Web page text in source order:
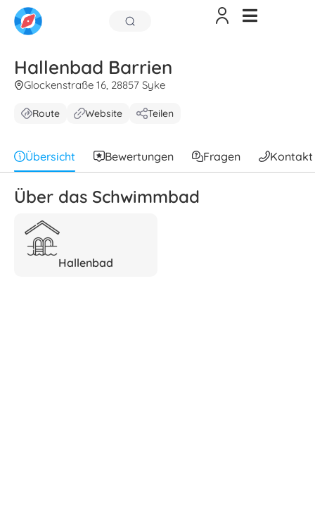
Hallenbad Barrien
Glockenstraße 16, 28857 Syke
Route Website Teilen
Übersicht Bewertungen Fragen Kontakt
Über das Schwimmbad
Hallenbad